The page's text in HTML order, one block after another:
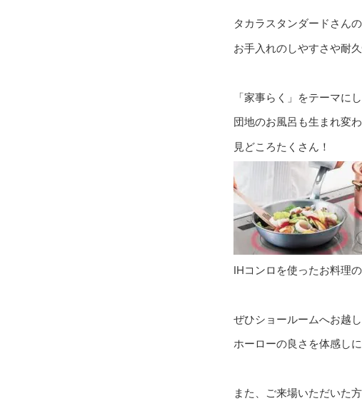
タカラスタンダードさん
お手入れのしやすさや耐
「家事らく」をテーマに
団地のお風呂も生まれ変
見どころたくさん！
IHコンロを使ったお料理
ぜひショールームへお越
ホーローの良さを体感し
また、ご来場いただいた